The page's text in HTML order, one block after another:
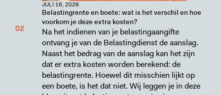
JULI 16, 2026
Belastingrente en boete: wat is het verschil en hoe
voorkom je deze extra kosten?
Na het indienen van je belastingaangifte
ontvang je van de Belastingdienst de aanslag.
Naast het bedrag van de aanslag kan het zijn
dat er extra kosten worden berekend: de
belastingrente. Hoewel dit misschien lijkt op
een boete, is het dat niet. Wij leggen je in deze